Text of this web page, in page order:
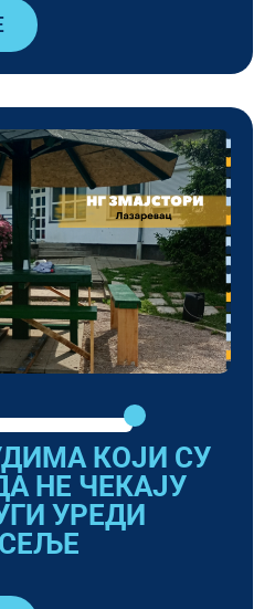
КОЈИ СУ
НЕ ЧЕКАЈУ
УРЕДИ